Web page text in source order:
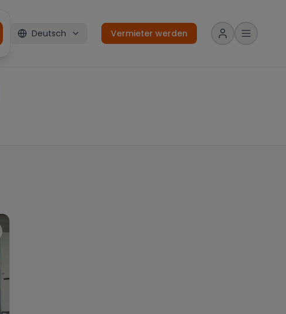
Deutsch Vermieter werden